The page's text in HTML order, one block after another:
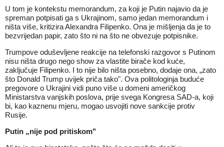
U tom je kontekstu memorandum, za koji je Putin najavio da je
spreman potpisati ga s Ukrajinom, samo jedan memorandum i
ništa više, kritizira Alexandra Filipenko. Ona je mišljenja da je to
bezvrijedan papir, zato što ni na što ne obvezuje potpisnike.
Trumpove oduševljene reakcije na telefonski razgovor s Putinom
nisu ništa drugo nego show za vlastite birače kod kuće,
zaključuje Filipenko. I to nije bilo ništa posebno, dodaje ona, „zato
što Donald Trump uvijek priča tako". Ova politologinja buduće
pregovore o Ukrajini vidi puno više u domeni američkog
Ministarstva vanjskih poslova, prije svega Kongresa SAD-a, koji
bi, kao kaznenu mjeru, mogao usvojiti nove sankcije protiv
Rusije.
Putin „nije pod pritiskom"